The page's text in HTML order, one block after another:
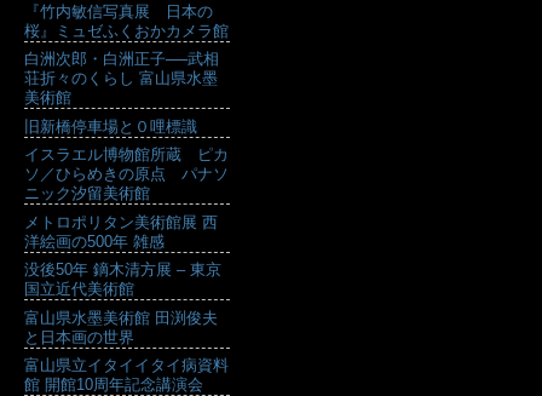
『竹内敏信写真展 日本の
桜』ミュゼふくおかカメラ館
白洲次郎・白洲正子──武相
荘折々のくらし 富山県水墨
美術館
旧新橋停車場と０哩標識
イスラエル博物館所蔵 ピカ
ソ／ひらめきの原点 パナソ
ニック汐留美術館
メトロポリタン美術館展 西
洋絵画の500年 雑感
没後50年 鏑木清方展 – 東京
国立近代美術館
富山県水墨美術館 田渕俊夫
と日本画の世界
富山県立イタイイタイ病資料
館 開館10周年記念講演会